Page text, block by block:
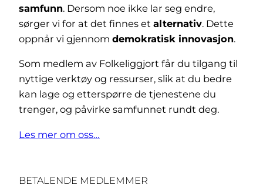
samfunn. Dersom noe ikke lar seg endre,
sørger vi for at det finnes et alternativ. Dette
oppnår vi gjennom demokratisk innovasjon.
Som medlem av Folkeliggjort får du tilgang til
nyttige verktøy og ressurser, slik at du bedre
kan lage og etterspørre de tjenestene du
trenger, og påvirke samfunnet rundt deg.
Les mer om oss…
BETALENDE MEDLEMMER